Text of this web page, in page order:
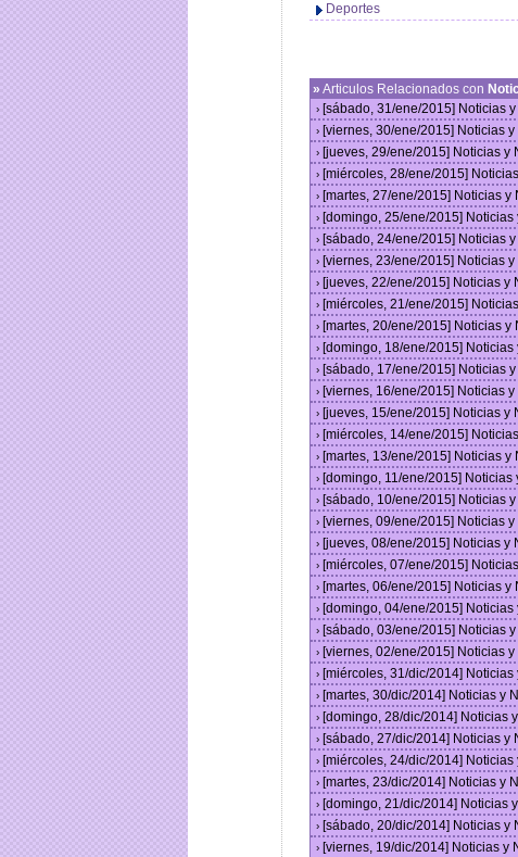
Deportes
» Articulos Relacionados con
› [sábado, 31/ene/2015] Noticias
› [viernes, 30/ene/2015] Noticias
› [jueves, 29/ene/2015] Noticias
› [miércoles, 28/ene/2015]
› [martes, 27/ene/2015] Noticias
› [domingo, 25/ene/2015]
› [sábado, 24/ene/2015] Noticias
› [viernes, 23/ene/2015] Noticias
› [jueves, 22/ene/2015] Noticias
› [miércoles, 21/ene/2015]
› [martes, 20/ene/2015] Noticias
› [domingo, 18/ene/2015]
› [sábado, 17/ene/2015] Noticias
› [viernes, 16/ene/2015] Noticias
› [jueves, 15/ene/2015] Noticias
› [miércoles, 14/ene/2015]
› [martes, 13/ene/2015] Noticias
› [domingo, 11/ene/2015]
› [sábado, 10/ene/2015] Noticias
› [viernes, 09/ene/2015] Noticias
› [jueves, 08/ene/2015] Noticias
› [miércoles, 07/ene/2015]
› [martes, 06/ene/2015] Noticias
› [domingo, 04/ene/2015]
› [sábado, 03/ene/2015] Noticias
› [viernes, 02/ene/2015] Noticias
› [miércoles, 31/dic/2014]
› [martes, 30/dic/2014] Noticias y
› [domingo, 28/dic/2014] Noticias
› [sábado, 27/dic/2014] Noticias
› [miércoles, 24/dic/2014]
› [martes, 23/dic/2014] Noticias y
› [domingo, 21/dic/2014] Noticias
› [sábado, 20/dic/2014] Noticias
› [viernes, 19/dic/2014] Noticias